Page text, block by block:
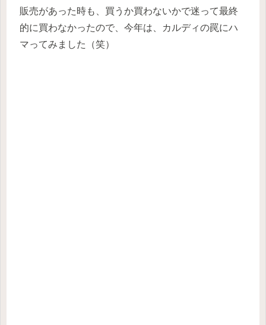
販売があった時も、買うか買わないかで迷って最終
的に買わなかったので、今年は、カルディの罠にハ
マってみました（笑）